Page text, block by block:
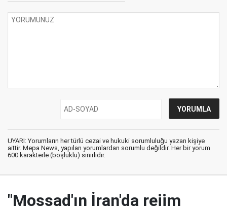
UYARI: Yorumların her türlü cezai ve hukuki sorumluluğu yazan kişiye
aittir. Mepa News, yapılan yorumlardan sorumlu değildir. Her bir yorum
600 karakterle (boşluklu) sınırlıdır.
"Mossad'ın İran'da rejim